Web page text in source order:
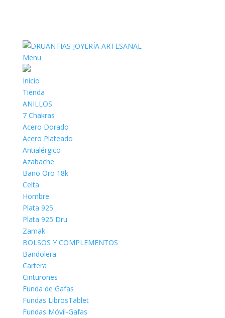
Menu
Inicio
Tienda
ANILLOS
7 Chakras
Acero Dorado
Acero Plateado
Antialérgico
Azabache
Baño Oro 18k
Celta
Hombre
Plata 925
Plata 925 Dru
Zamak
BOLSOS Y COMPLEMENTOS
Bandolera
Cartera
Cinturones
Funda de Gafas
Fundas LibrosTablet
Fundas Móvil-Gafas